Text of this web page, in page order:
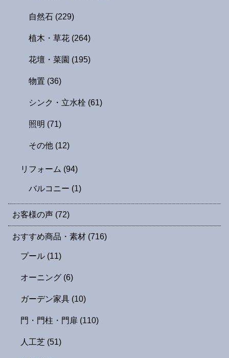
自然石 (229)
植木・草花 (264)
花壇・菜園 (195)
物置 (36)
シンク・立水栓 (61)
照明 (71)
その他 (12)
リフォーム (94)
バルコニー (1)
お客様の声 (72)
おすすめ商品・素材 (716)
プール (11)
オーニング (6)
ガーデン家具 (10)
門・門柱・門扉 (110)
人工芝 (51)